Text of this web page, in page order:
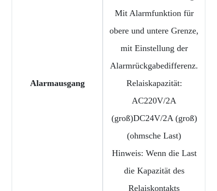
Alarmausgang
Mit Alarmfunktion für
obere und untere Grenze,
mit Einstellung der
Alarmrückgabedifferenz.
Relaiskapazität:
AC220V/2A
(groß)DC24V/2A (groß)
(ohmsche Last)
Hinweis: Wenn die Last
die Kapazität des
Relaiskontakts